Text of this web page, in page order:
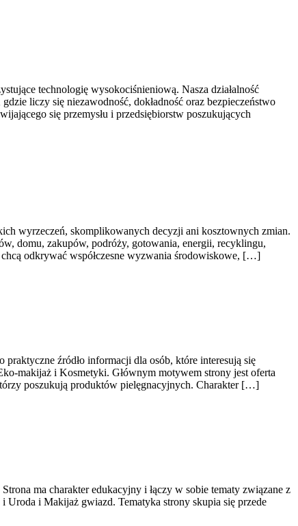
technologię wysokociśnieniową. Nasza działalność
liczy się niezawodność, dokładność oraz bezpieczeństwo
się przemysłu i przedsiębiorstw poszukujących
wyrzeczeń, skomplikowanych decyzji ani kosztownych zmian.
domu, zakupów, podróży, gotowania, energii, recyklingu,
odkrywać współczesne wyzwania środowiskowe, […]
źródło informacji dla osób, które interesują się
makijaż i Kosmetyki. Głównym motywem strony jest oferta
poszukują produktów pielęgnacyjnych. Charakter […]
ma charakter edukacyjny i łączy w sobie tematy związane z
Uroda i Makijaż gwiazd. Tematyka strony skupia się przede